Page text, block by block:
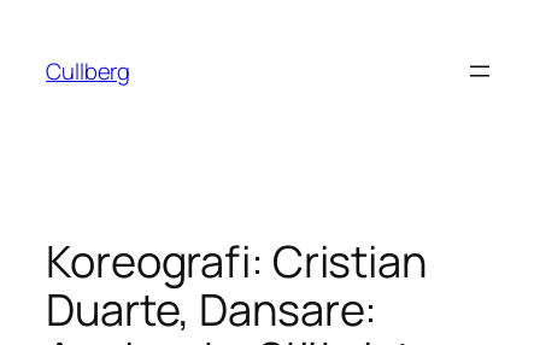
innehåll
Cullberg
Koreografi: Cristian
Duarte, Dansare: